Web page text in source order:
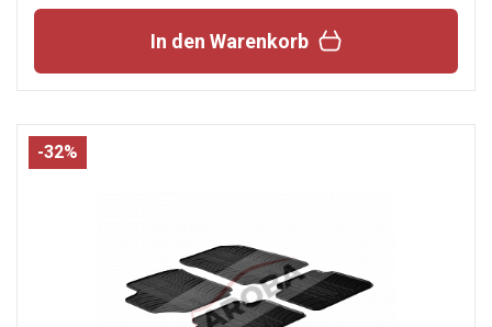
In den Warenkorb
-32%